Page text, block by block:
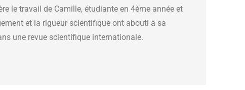
le travail de Camille, étudiante en 4ème année et
et la rigueur scientifique ont abouti à sa
une revue scientifique internationale.